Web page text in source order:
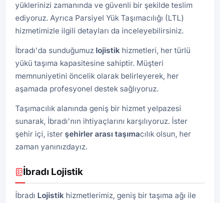
yüklerinizi zamanında ve güvenli bir şekilde teslim
ediyoruz. Ayrıca Parsiyel Yük Taşımacılığı (LTL)
hizmetimizle ilgili detayları da inceleyebilirsiniz.
İbradı'da sunduğumuz lojistik hizmetleri, her türlü
yükü taşıma kapasitesine sahiptir. Müşteri
memnuniyetini öncelik olarak belirleyerek, her
aşamada profesyonel destek sağlıyoruz.
Taşımacılık alanında geniş bir hizmet yelpazesi
sunarak, İbradı'nın ihtiyaçlarını karşılıyoruz. İster
şehir içi, ister şehirler arası taşımacılık olsun, her
zaman yanınızdayız.
İbradı Lojistik
İbradı Lojistik hizmetlerimiz, geniş bir taşıma ağı ile